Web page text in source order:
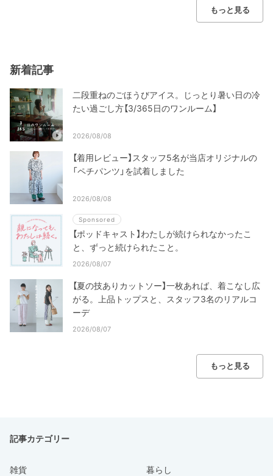
もっと見る
新着記事
二段重ねのごほうびアイス。じっとり暑い日の冷
たい過ごし方【3/365日のワンルーム】
2026/08/08
【着用レビュー】スタッフ5名が当店オリジナルの
「ペチパンツ」を試着しました
2026/08/08
Sponsored
【ポッドキャスト】わたしが続けられなかったこ
と、ずっと続けられたこと。
2026/08/07
【夏の技ありカットソー】一枚あれば、着こなし広
がる。上品トップスと、スタッフ3名のリアルコ
ーデ
2026/08/07
もっと見る
記事カテゴリー
雑貨 暮らし